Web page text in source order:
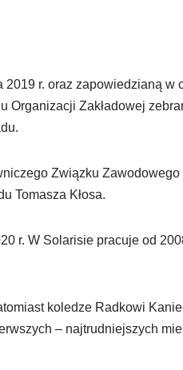
r. oraz zapowiedzianą w
Organizacji Zakładowej
Związku
Tomasza Kłosa.
r. W Solarisie pracuje od
koledze Radkowi
– najtrudniejszych